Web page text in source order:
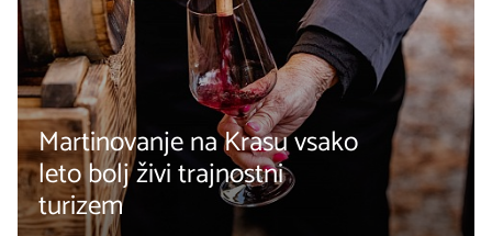
Martinovanje na Krasu vsako
leto bolj živi trajnostni
turizem